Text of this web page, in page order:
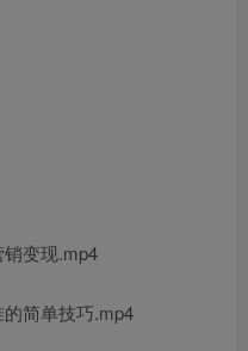
销变现.mp4
的简单技巧.mp4